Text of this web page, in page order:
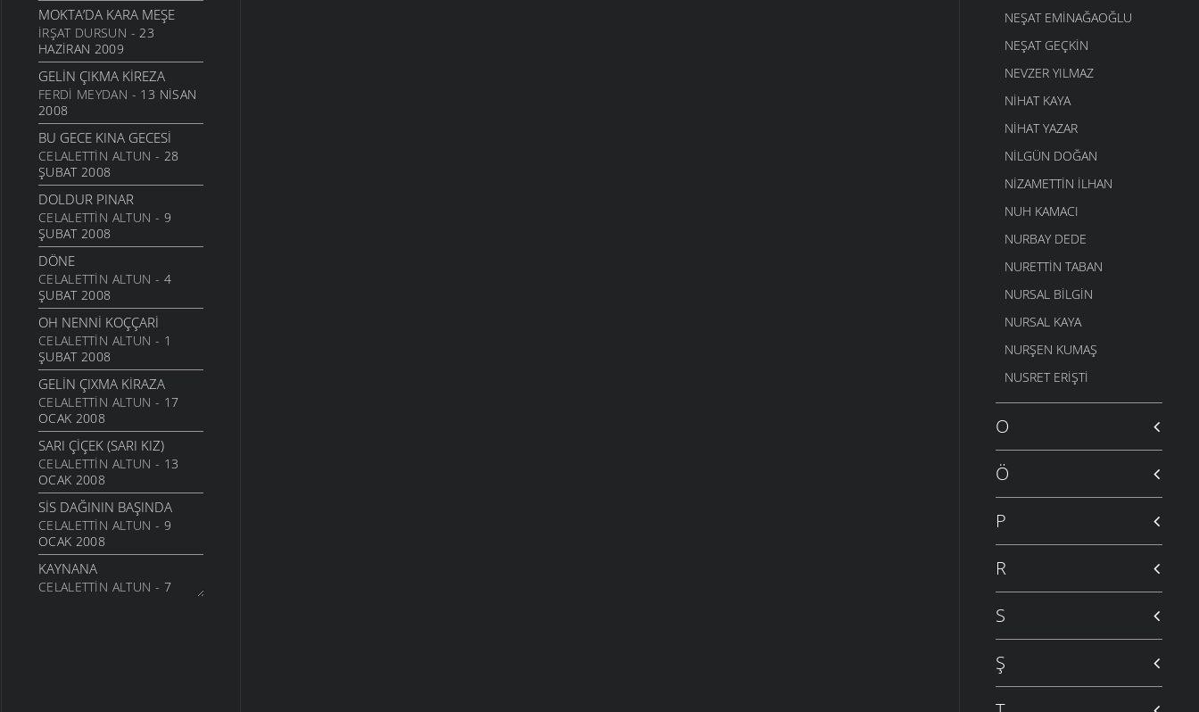
MOKTA’DA KARA MEŞE
İRŞAT DURSUN - 23
HAZIRAN 2009
GELIN ÇIKMA KIREZA
FERDI MEYDAN - 13 NISAN
2008
BU GECE KINA GECESI
CELALETTIN ALTUN - 28
ŞUBAT 2008
DOLDUR PINAR
CELALETTIN ALTUN - 9
ŞUBAT 2008
DÖNE
CELALETTIN ALTUN - 4
ŞUBAT 2008
OH NENNI KOÇÇARI
CELALETTIN ALTUN - 1
ŞUBAT 2008
GELIN ÇIXMA KIRAZA
CELALETTIN ALTUN - 17
OCAK 2008
SARI ÇIÇEK (SARI KIZ)
CELALETTIN ALTUN - 13
OCAK 2008
SIS DAĞININ BAŞINDA
CELALETTIN ALTUN - 9
OCAK 2008
KAYNANA
CELALETTIN ALTUN - 7
NEŞAT EMINAĞAOĞLU
NEŞAT GEÇKIN
NEVZER YILMAZ
NIHAT KAYA
NIHAT YAZAR
NILGÜN DOĞAN
NIZAMETTIN İLHAN
NUH KAMACI
NURBAY DEDE
NURETTIN TABAN
NURSAL BILGIN
NURSAL KAYA
NURŞEN KUMAŞ
NUSRET ERIŞTI
O
Ö
P
R
S
Ş